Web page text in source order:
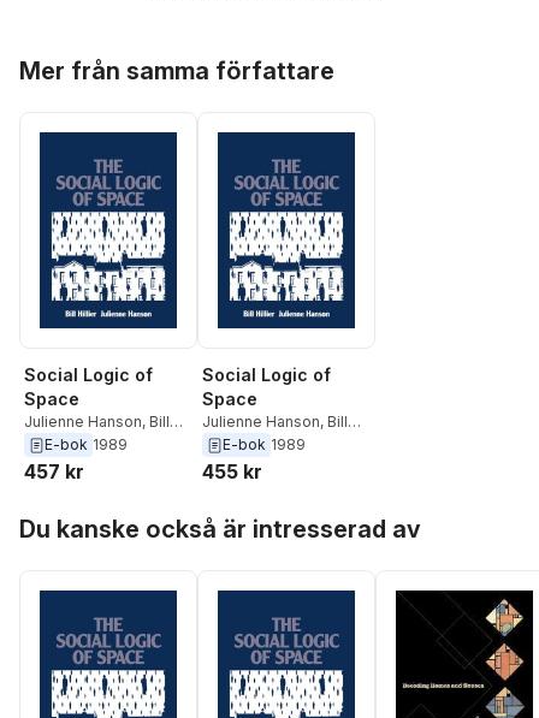
Mer från samma författare
Social Logic of
Space
Julienne Hanson, Bill
HillierE-bok 1989
457 kr
Social Logic of
Space
Julienne Hanson, Bill
HillierE-bok 1989
455 kr
Du kanske också är intresserad av